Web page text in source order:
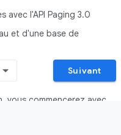
avec l'API Paging 3.0
et d'une base de
vous commencerez avec
déjà une liste de
Suivant